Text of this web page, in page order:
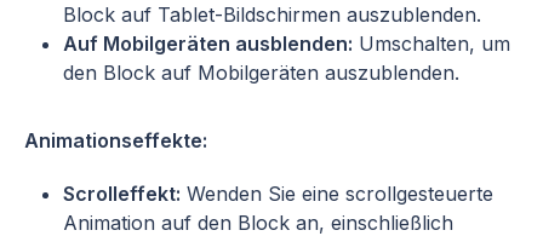
Block auf Tablet-Bildschirmen auszublenden.
Auf Mobilgeräten ausblenden: Umschalten, um
den Block auf Mobilgeräten auszublenden.
Animationseffekte:
Scrolleffekt: Wenden Sie eine scrollgesteuerte
Animation auf den Block an, einschließlich